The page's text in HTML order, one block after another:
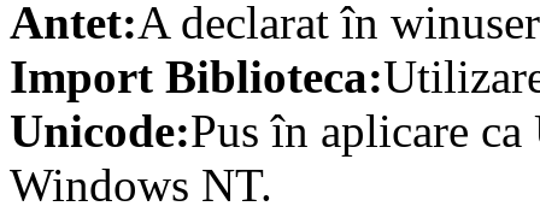
Antet:A declarat în
Import Biblioteca:
Unicode:Pus în aplicare
Windows NT.